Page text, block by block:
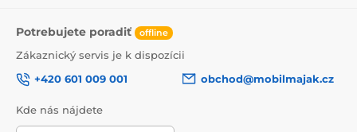
Potrebujete poradiť offline
Zákaznický servis je k dispozícii
+420 601 009 001
obchod@mobilmajak.cz
Kde nás nájdete